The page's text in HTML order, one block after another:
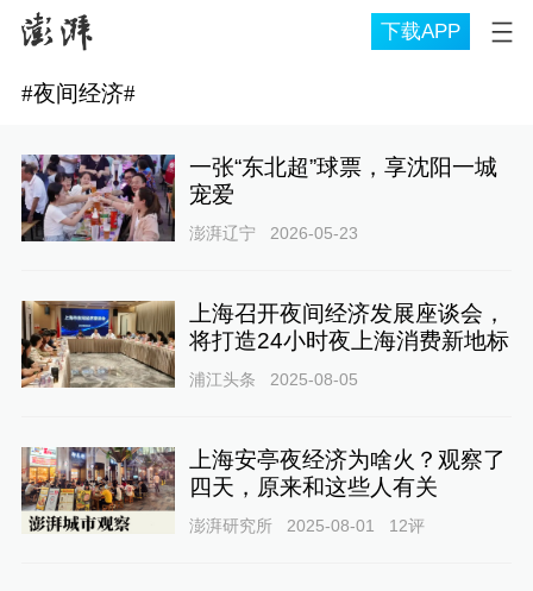
下载APP
#夜间经济#
一张“东北超”球票，享沈阳一城
宠爱
澎湃辽宁 2026-05-23
上海召开夜间经济发展座谈会，
将打造24小时夜上海消费新地标
浦江头条 2025-08-05
上海安亭夜经济为啥火？观察了
四天，原来和这些人有关
澎湃研究所 2025-08-01 12评